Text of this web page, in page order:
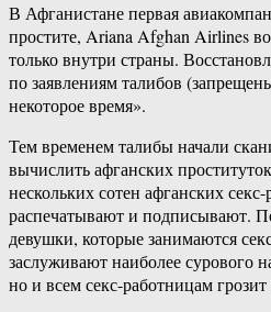
В Афганистане первая
простите, Ariana Afghan Airlines
только внутри страны.
по заявлениям талибов
некоторое время».
Тем временем талибы начали
вычислить афганских
нескольких сотен афганских
распечатывают и подписывают.
девушки, которые занимаются
заслуживают наиболее сурового
но и всем секс-работницам грозит